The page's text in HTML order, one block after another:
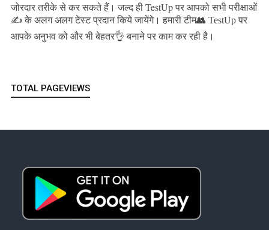
जोरदार तरीके से कर सकते हैं।जल्द ही TestUp पर आपको सभी परीक्षाओं
✍️ के अलग अलग टेस्ट प्रदान किये जायेंगे। हमारी टीम👥 TestUp पर
आपके अनुभव को और भी बेहतर👌 बनाने पर काम कर रही है।
TOTAL PAGEVIEWS